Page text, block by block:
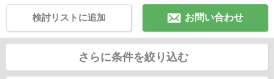
お問い合わせ
検討リストに追加
さらに条件を絞り込む